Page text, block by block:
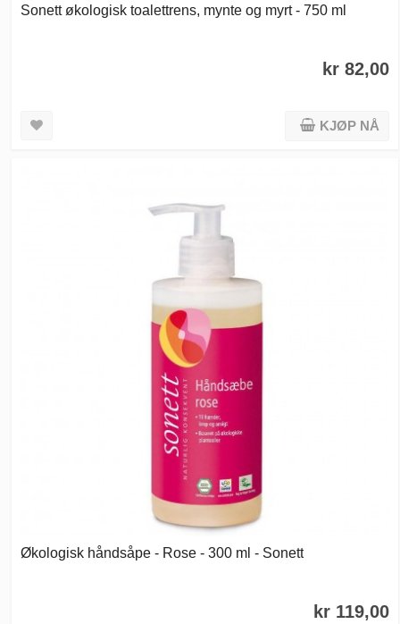
Sonett økologisk toalettrens, mynte og myrt - 750 ml
kr 82,00
KJØP NÅ
Økologisk håndsåpe - Rose - 300 ml - Sonett
kr 119,00